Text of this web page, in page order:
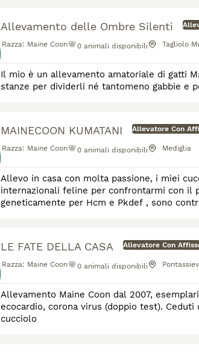
Allevamento delle Ombre Silenti
Razza: Maine Coon 0 animali disponibili Tagliolo
Il mio è un allevamento amatoriale di gatti
stanze per dividerli né tantomeno gabbie e
MAINECOON KUMATANI Allevatore Con
Razza: Maine Coon 0 animali disponibili Mediglia
Allevo in casa con molta passione, i miei
internazionali feline per confrontarmi con il
geneticamente per Hcm e Pkdef , sono
LE FATE DELLA CASA Allevatore Con
Razza: Maine Coon 0 animali disponibili
Allevamento Maine Coon dal 2007,
ecocardio, corona virus (doppio test).
cucciolo